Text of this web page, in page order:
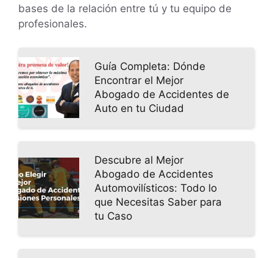
bases de la relación entre tú y tu equipo de
profesionales.
Guía Completa: Dónde
Encontrar el Mejor
Abogado de Accidentes de
Auto en tu Ciudad
Descubre al Mejor
Abogado de Accidentes
Automovilísticos: Todo lo
que Necesitas Saber para
tu Caso